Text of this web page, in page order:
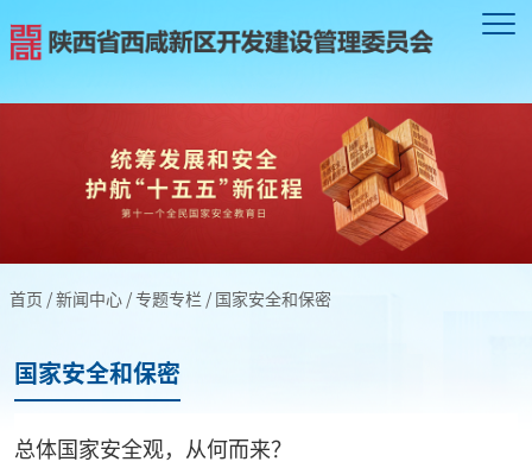
首页 /新闻中心 /专题专栏 / 国家安全和保密
国家安全和保密
总体国家安全观，从何而来？